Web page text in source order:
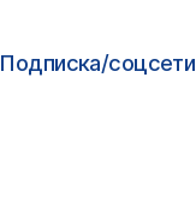
Подписка/соцсети